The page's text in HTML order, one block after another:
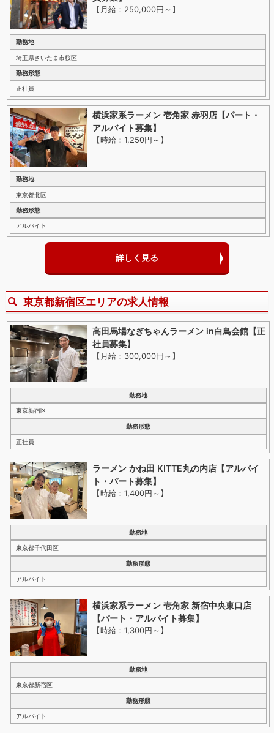
【月給：250,000円～ 】
勤務地
埼玉県さいたま市桜区
勤務形態
正社員
横浜家系ラーメン 壱角家 赤羽店【パート・
アルバイト募集】
【時給：1,250円～ 】
勤務地
東京都北区
勤務形態
アルバイト
詳しく見る
東京都新宿区エリアの求人情報
高田馬場なぎちゃんラーメン in白鳥会館【正
社員募集】
【月給：300,000円～ 】
勤務地
東京新宿区
勤務形態
正社員
ラーメン かね田 KITTE丸の内店【アルバイ
ト・パート募集】
【時給：1,400円～ 】
勤務地
東京都千代田区
勤務形態
アルバイト
横浜家系ラーメン 壱角家 新宿中央東口店
【パート・アルバイト募集】
【時給：1,300円～ 】
勤務地
東京都新宿区
勤務形態
アルバイト